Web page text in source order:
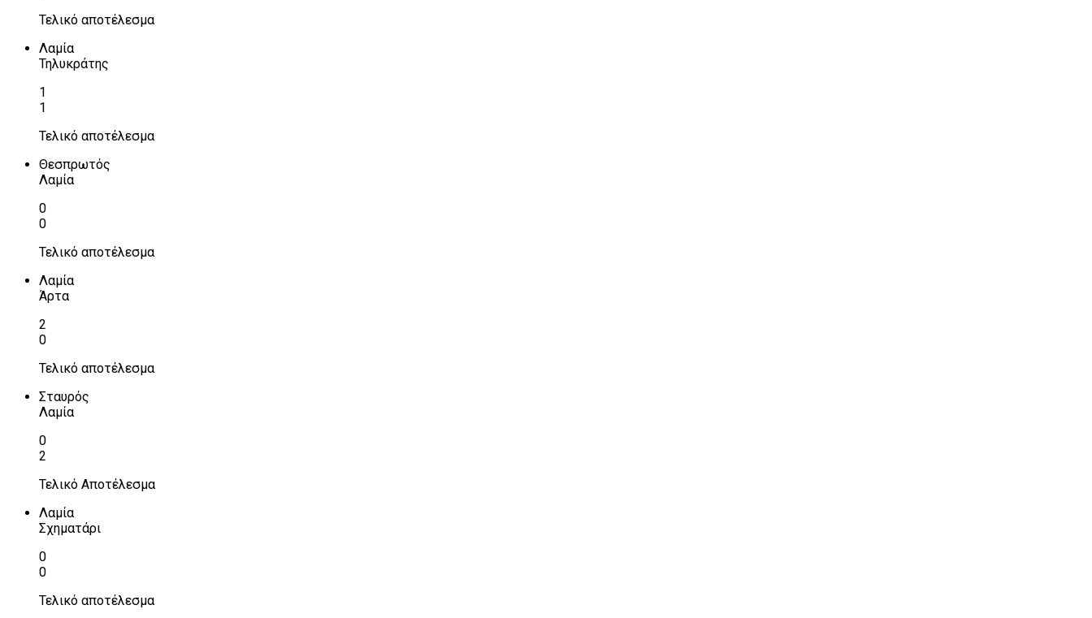
Τελικό αποτέλεσμα
Λαμία
Τηλυκράτης
1
1
Τελικό αποτέλεσμα
Θεσπρωτός
Λαμία
0
0
Τελικό αποτέλεσμα
Λαμία
Άρτα
2
0
Τελικό αποτέλεσμα
Σταυρός
Λαμία
0
2
Τελικό Αποτέλεσμα
Λαμία
Σχηματάρι
0
0
Τελικό αποτέλεσμα